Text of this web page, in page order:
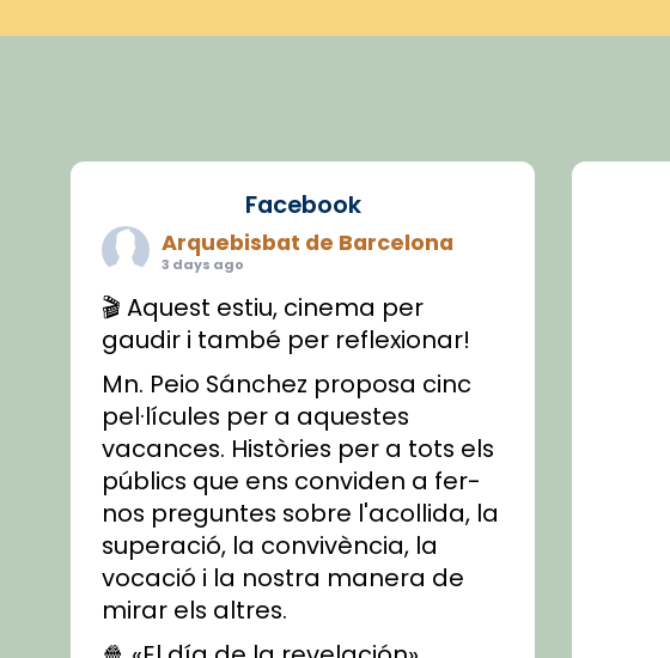
Facebook
Arquebisbat de Barcelona
3 days ago
🎬 Aquest estiu, cinema per
gaudir i també per reflexionar!
Mn. Peio Sánchez proposa cinc
pel·lícules per a aquestes
vacances. Històries per a tots els
públics que ens conviden a fer-
nos preguntes sobre l'acollida, la
superació, la convivència, la
vocació i la nostra manera de
mirar els altres.